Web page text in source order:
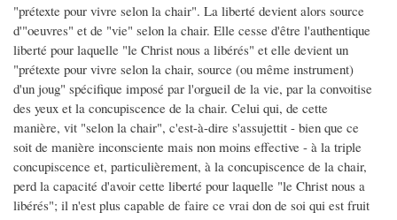
"prétexte pour vivre selon la chair". La liberté devient alors source
d'"oeuvres" et de "vie" selon la chair. Elle cesse d'être l'authentique
liberté pour laquelle "le Christ nous a libérés" et elle devient un
"prétexte pour vivre selon la chair, source (ou même instrument)
d'un joug" spécifique imposé par l'orgueil de la vie, par la convoitise
des yeux et la concupiscence de la chair. Celui qui, de cette
manière, vit "selon la chair", c'est-à-dire s'assujettit - bien que ce
soit de manière inconsciente mais non moins effective - à la triple
concupiscence et, particulièrement, à la concupiscence de la chair,
perd la capacité d'avoir cette liberté pour laquelle "le Christ nous a
libérés"; il n'est plus capable de faire ce vrai don de soi qui est fruit